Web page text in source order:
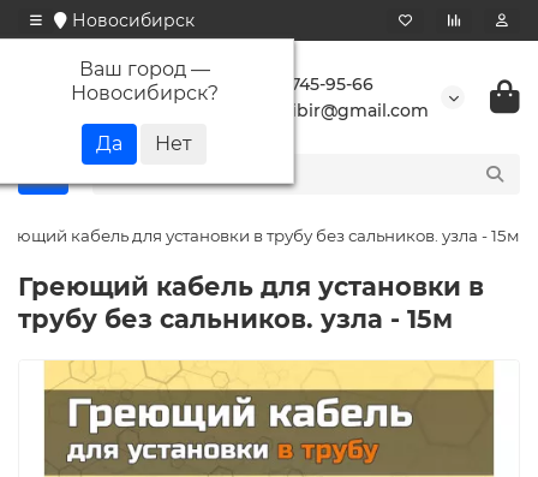
Новосибирск
Ваш город —
Новосибирск?
+7 923 745-95-66
buransibir@gmail.com
кабель для установки в трубу без сальников. узла - 15м
Греющий кабель для установки в
трубу без сальников. узла - 15м